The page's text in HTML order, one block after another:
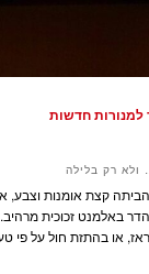
למנורות חדשות
ולא רק בלילה
קצת אומנות וצבע,
באלמנט זכוכית
או בהתזת חול על פי